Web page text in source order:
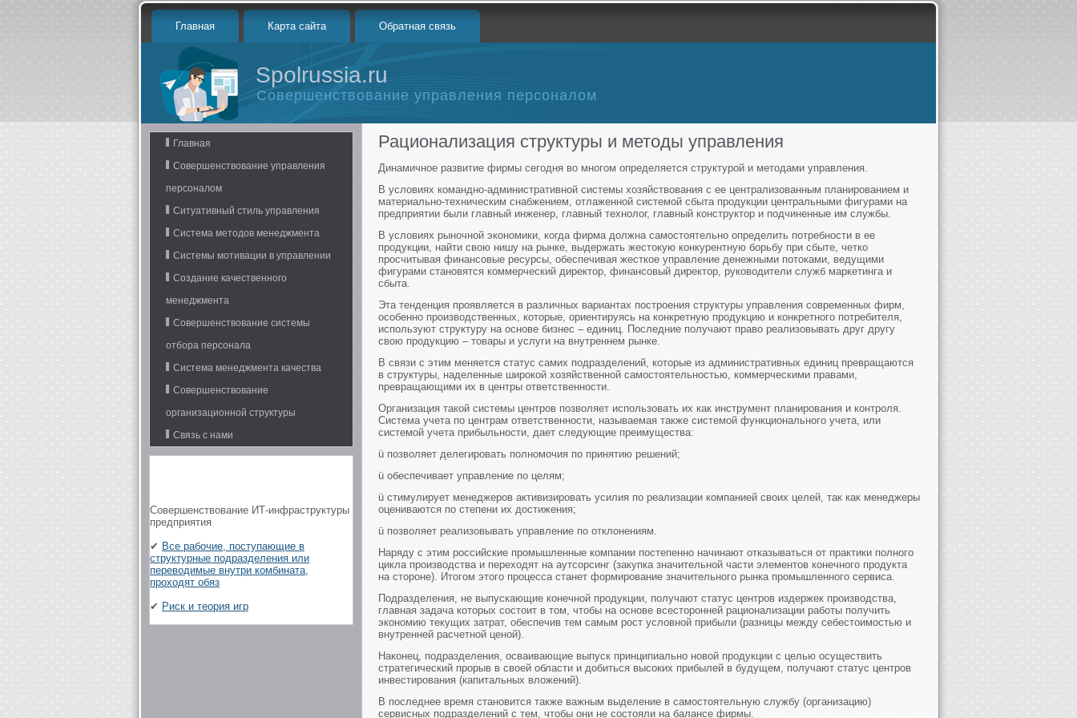
Главная Карта сайта Обратная связь
Spolrussia.ru
Совершенствование управления персоналом
Главная
Совершенствование управления
персоналом
Ситуативный стиль управления
Система методов менеджмента
Системы мотивации в управлении
Создание качественного
менеджмента
Совершенствование системы
отбора персонала
Система менеджмента качества
Совершенствование
организационной структуры
Связь с нами
Совершенствование ИТ-инфраструктуры
предприятия
✔ Все рабочие, поступающие в
структурные подразделения или
переводимые внутри комбината,
проходят обяз
✔ Риск и теория игр
Рационализация структуры и методы управления
Динамичное развитие фирмы сегодня во многом определяется структурой и методами управления.
В условиях командно-административной системы хозяйствования с ее централизованным планированием и
материально-техническим снабжением, отлаженной системой сбыта продукции центральными фигурами на
предприятии были главный инженер, главный технолог, главный конструктор и подчиненные им службы.
В условиях рыночной экономики, когда фирма должна самостоятельно определить потребности в ее
продукции, найти свою нишу на рынке, выдержать жестокую конкурентную борьбу при сбыте, четко
просчитывая финансовые ресурсы, обеспечивая жесткое управление денежными потоками, ведущими
фигурами становятся коммерческий директор, финансовый директор, руководители служб маркетинга и
сбыта.
Эта тенденция проявляется в различных вариантах построения структуры управления современных фирм,
особенно производственных, которые, ориентируясь на конкретную продукцию и конкретного потребителя,
используют структуру на основе бизнес – единиц. Последние получают право реализовывать друг другу
свою продукцию – товары и услуги на внутреннем рынке.
В связи с этим меняется статус самих подразделений, которые из административных единиц превращаются
в структуры, наделенные широкой хозяйственной самостоятельностью, коммерческими правами,
превращающими их в центры ответственности.
Организация такой системы центров позволяет использовать их как инструмент планирования и контроля.
Система учета по центрам ответственности, называемая также системой функционального учета, или
системой учета прибыльности, дает следующие преимущества:
ü позволяет делегировать полномочия по принятию решений;
ü обеспечивает управление по целям;
ü стимулирует менеджеров активизировать усилия по реализации компанией своих целей, так как менеджеры
оцениваются по степени их достижения;
ü позволяет реализовывать управление по отклонениям.
Наряду с этим российские промышленные компании постепенно начинают отказываться от практики полного
цикла производства и переходят на аутсорсинг (закупка значительной части элементов конечного продукта
на стороне). Итогом этого процесса станет формирование значительного рынка промышленного сервиса.
Подразделения, не выпускающие конечной продукции, получают статус центров издержек производства,
главная задача которых состоит в том, чтобы на основе всесторонней рационализации работы получить
экономию текущих затрат, обеспечив тем самым рост условной прибыли (разницы между себестоимостью и
внутренней расчетной ценой).
Наконец, подразделения, осваивающие выпуск принципиально новой продукции с целью осуществить
стратегический прорыв в своей области и добиться высоких прибылей в будущем, получают статус центров
инвестирования (капитальных вложений).
В последнее время становится также важным выделение в самостоятельную службу (организацию)
сервисных подразделений с тем, чтобы они не состояли на балансе фирмы.